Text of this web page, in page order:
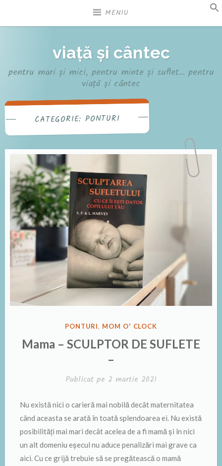
MENIU
viață și cântec
pentru mari și mici, pentru minte și suflet… pentru
viață și cântec
CATEGORIE:PONTURI
PUBLICAT
PONTURI, MOM O' CLOCK
Mama – SCULPTOR DE SUFLETE
–
Publicat pe 2 martie 2021
Nu există nici o carieră mai nobilă decât maternitatea
când aceasta se arată în toată splendoarea ei. Nu există
posibilități mai mari decât acelea de a fi mamă și în nici
un alt domeniu eșecul nu aduce penalizări mai grave ca
aici. Cu ce grijă trebuie să se pregătească o mamă